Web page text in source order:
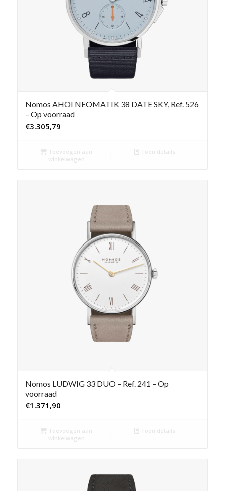
Nomos AHOI NEOMATIK 38 DATE SKY, Ref. 526
– Op voorraad
€3.305,79
Toevoegen aan
winkelwagen
Toon details
Nomos LUDWIG 33 DUO – Ref. 241 – Op
voorraad
€1.371,90
Toevoegen aan
winkelwagen
Toon details